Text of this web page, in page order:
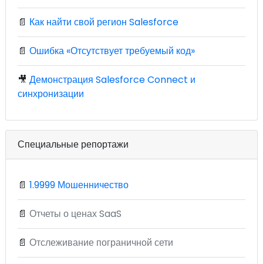
📄 Как найти свой регион Salesforce
📄 Ошибка «Отсутствует требуемый код»
🎥 Демонстрация Salesforce Connect и
синхронизации
Специальные репортажи
📄 1.9999 Мошенничество
📄 Отчеты о ценах SaaS
📄 Отслеживание пограничной сети